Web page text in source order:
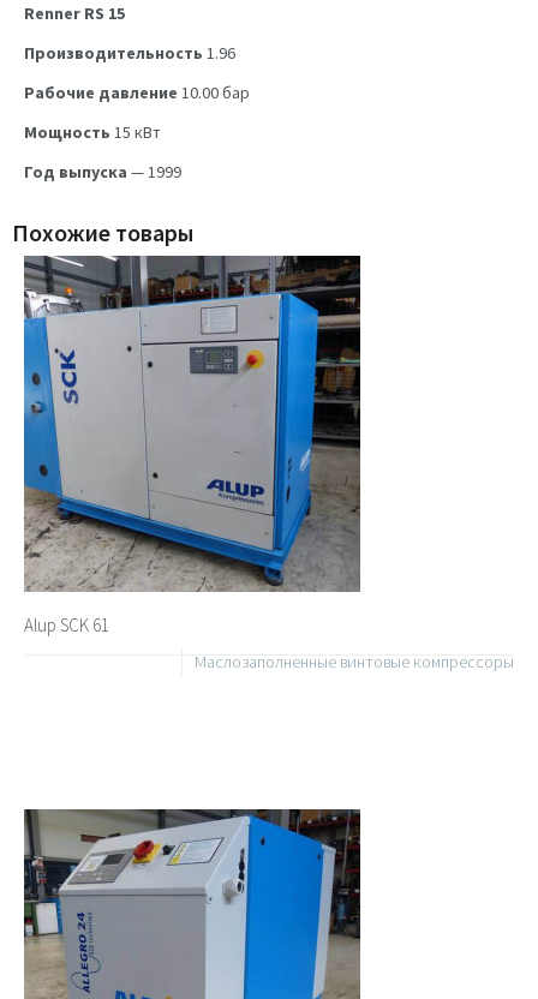
Renner RS 15
Производительность 1.96
Рабочие давление 10.00бар
Мощность 15 кВт
Год выпуска — 1999
Похожие товары
Alup SCK 61
Маслозаполненные винтовые компрессоры